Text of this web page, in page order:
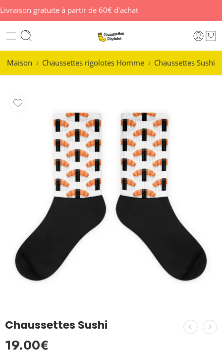
Livraison gratuite à partir de 60€ d'achat
Maison Chaussettes rigolotes Homme Chaussettes Sushi
Chaussettes Sushi
19.00€